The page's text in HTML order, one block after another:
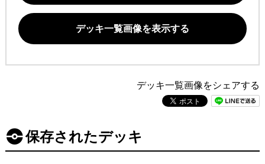
デッキ一覧画像を表示する
デッキ一覧画像をシェアする
保存されたデッキ